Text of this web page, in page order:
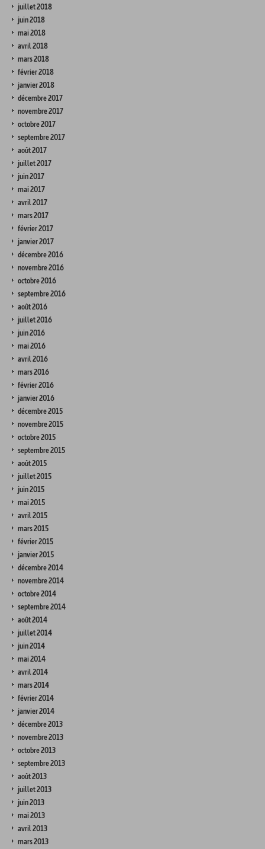
juillet 2018
juin 2018
mai 2018
avril 2018
mars 2018
février 2018
janvier 2018
décembre 2017
novembre 2017
octobre 2017
septembre 2017
août 2017
juillet 2017
juin 2017
mai 2017
avril 2017
mars 2017
février 2017
janvier 2017
décembre 2016
novembre 2016
octobre 2016
septembre 2016
août 2016
juillet 2016
juin 2016
mai 2016
avril 2016
mars 2016
février 2016
janvier 2016
décembre 2015
novembre 2015
octobre 2015
septembre 2015
août 2015
juillet 2015
juin 2015
mai 2015
avril 2015
mars 2015
février 2015
janvier 2015
décembre 2014
novembre 2014
octobre 2014
septembre 2014
août 2014
juillet 2014
juin 2014
mai 2014
avril 2014
mars 2014
février 2014
janvier 2014
décembre 2013
novembre 2013
octobre 2013
septembre 2013
août 2013
juillet 2013
juin 2013
mai 2013
avril 2013
mars 2013